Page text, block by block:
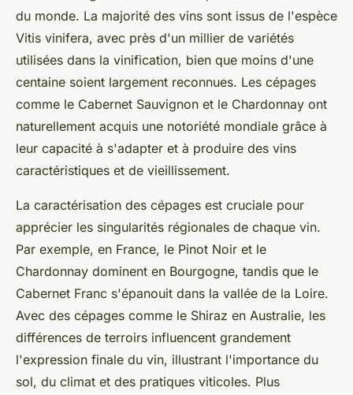
du monde. La majorité des vins sont issus de l'espèce
Vitis vinifera, avec près d'un millier de variétés
utilisées dans la vinification, bien que moins d'une
centaine soient largement reconnues. Les cépages
comme le Cabernet Sauvignon et le Chardonnay ont
naturellement acquis une notoriété mondiale grâce à
leur capacité à s'adapter et à produire des vins
caractéristiques et de vieillissement.
La caractérisation des cépages est cruciale pour
apprécier les singularités régionales de chaque vin.
Par exemple, en France, le Pinot Noir et le
Chardonnay dominent en Bourgogne, tandis que le
Cabernet Franc s'épanouit dans la vallée de la Loire.
Avec des cépages comme le Shiraz en Australie, les
différences de terroirs influencent grandement
l'expression finale du vin, illustrant l'importance du
sol, du climat et des pratiques viticoles. Plus